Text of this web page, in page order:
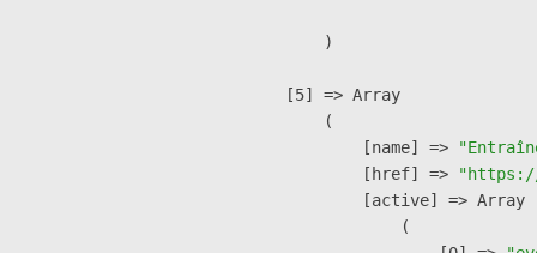
        )
    [5] => Array
        (
            [name] =>
            [href] =>
            [active] => Array
                (